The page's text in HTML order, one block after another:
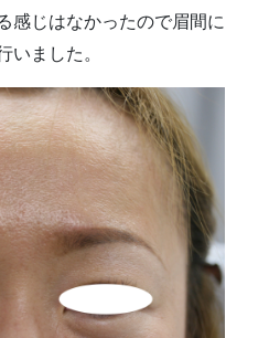
感じはなかったので眉間に
いました。